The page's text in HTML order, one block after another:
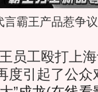
言霸王产品惹争议
工殴打上海
度引起了公众